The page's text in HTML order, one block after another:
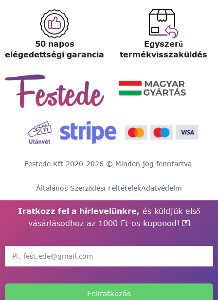
50 napos
elégedettségi garancia
Egyszerű
termékvisszaküldés
Festede Kft.2020-2026 © Minden jog fenntartva.
Általános Szerződési FeltételekAdatvédelm
Iratkozz fel a hírlevelünkre, és küldjük első
vásárlásodhoz az 1000 Ft-os kuponod! 💌
Feliratkozás